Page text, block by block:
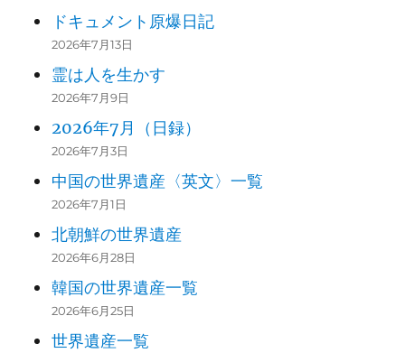
ドキュメント原爆日記
2026年7月13日
霊は人を生かす
2026年7月9日
2026年7月（日録）
2026年7月3日
中国の世界遺産〈英文〉一覧
2026年7月1日
北朝鮮の世界遺産
2026年6月28日
韓国の世界遺産一覧
2026年6月25日
世界遺産一覧